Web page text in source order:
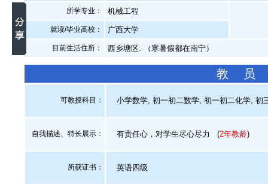
所学专业： 机械工程
就读/毕业高校： 广西大学
目前生活住所： 西乡塘区. （寒暑假都在南宁）
教 员
可教授科目： 小学数学, 初一初二数学, 初一初二化学, 初
自我描述、特长展示 ： 有责任心，对学生尽心尽力 (2年教龄)
所获证书 ： 英语四级